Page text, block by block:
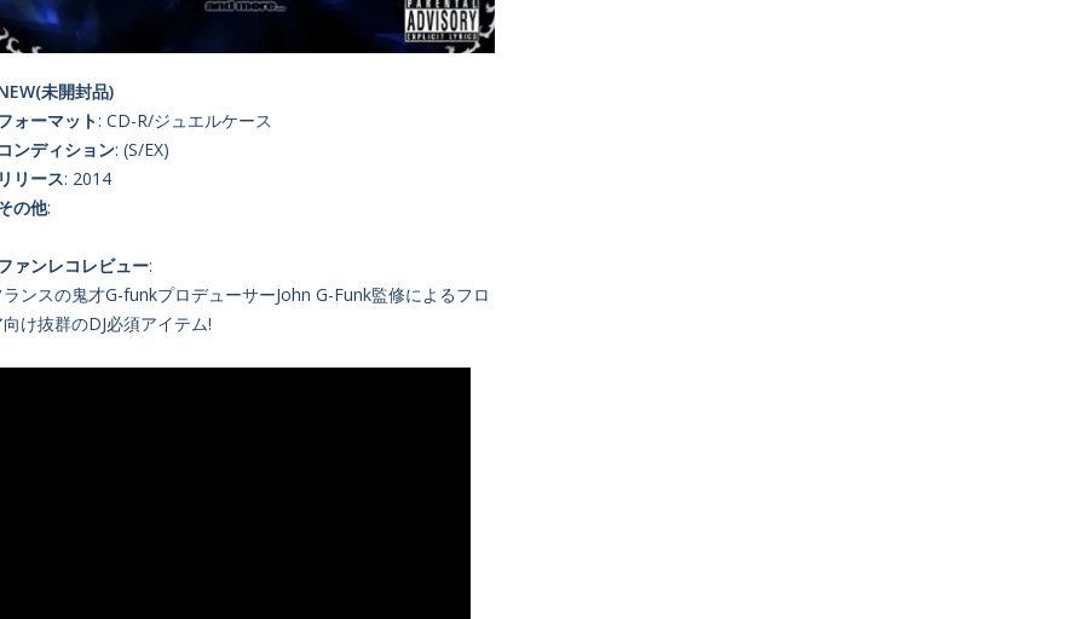
未開封品)
ォーマット: CD-R/ジュエルケース
ンディション: (S/EX)
リース: 2014
の他:
ァンレコレビュー:
ンスの鬼才G-funkプロデューサーJohn G-Funk監修によるフロ
け抜群のDJ必須アイテム!